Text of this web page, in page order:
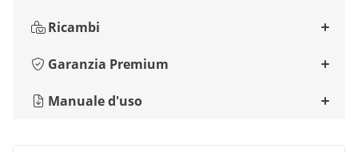
Ricambi
Garanzia Premium
Manuale d'uso